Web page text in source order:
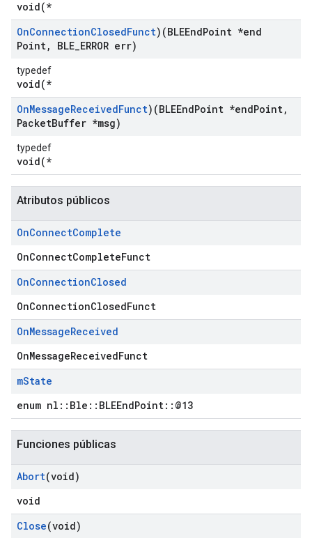
void(*
OnConnectionClosedFunct)(BLEEndPoint *end
Point, BLE ERROR err)
typedef
void(*
OnMessageReceivedFunct)(BLEEndPoint *endPoint,
PacketBuffer *msg)
typedef
void(*
Atributos públicos
OnConnectComplete
OnConnectCompleteFunct
OnConnectionClosed
OnConnectionClosedFunct
OnMessageReceived
OnMessageReceivedFunct
mState
enum nl::Ble::BLEEndPoint::@13
Funciones públicas
Abort(void)
void
Close(void)